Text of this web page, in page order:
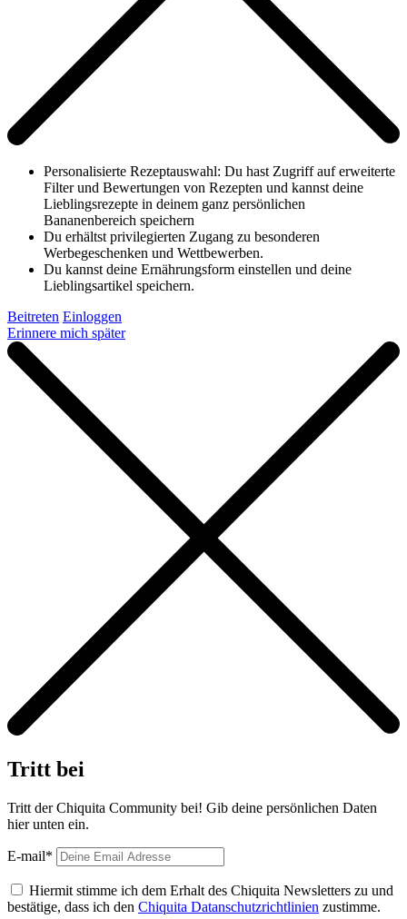
Personalisierte Rezeptauswahl: Du hast Zugriff auf erweiterte
Filter und Bewertungen von Rezepten und kannst deine
Lieblingsrezepte in deinem ganz persönlichen
Bananenbereich speichern
Du erhältst privilegierten Zugang zu besonderen
Werbegeschenken und Wettbewerben.
Du kannst deine Ernährungsform einstellen und deine
Lieblingsartikel speichern.
Beitreten Einloggen
Erinnere mich später
Tritt bei
Tritt der Chiquita Community bei! Gib deine persönlichen Daten
hier unten ein.
E-mail*
Hiermit stimme ich dem Erhalt des Chiquita Newsletters zu und
bestätige, dass ich den Chiquita Datanschutzrichtlinien zustimme.